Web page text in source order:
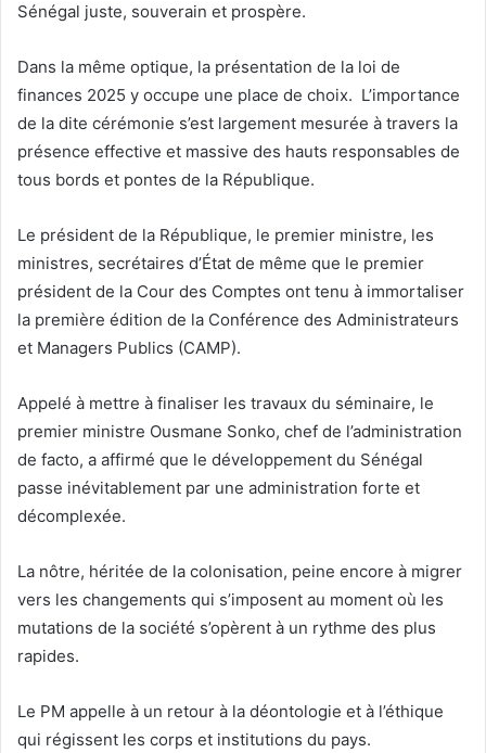
Sénégal juste, souverain et prospère.
Dans la même optique, la présentation de la loi de
finances 2025 y occupe une place de choix. L’importance
de la dite cérémonie s’est largement mesurée à travers la
présence effective et massive des hauts responsables de
tous bords et pontes de la République.
Le président de la République, le premier ministre, les
ministres, secrétaires d’État de même que le premier
président de la Cour des Comptes ont tenu à immortaliser
la première édition de la Conférence des Administrateurs
et Managers Publics (CAMP).
Appelé à mettre à finaliser les travaux du séminaire, le
premier ministre Ousmane Sonko, chef de l’administration
de facto, a affirmé que le développement du Sénégal
passe inévitablement par une administration forte et
décomplexée.
La nôtre, héritée de la colonisation, peine encore à migrer
vers les changements qui s’imposent au moment où les
mutations de la société s’opèrent à un rythme des plus
rapides.
Le PM appelle à un retour à la déontologie et à l’éthique
qui régissent les corps et institutions du pays.